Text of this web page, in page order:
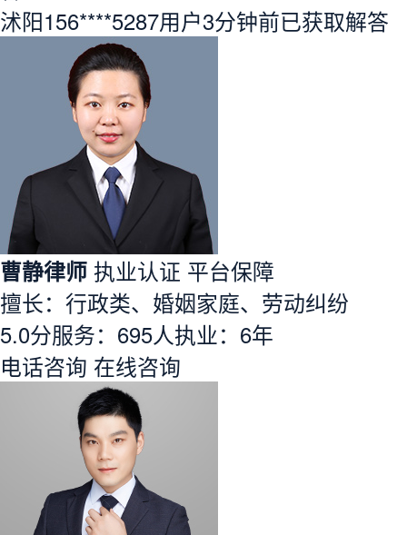
沭阳156****5287用户3分钟前已获取解答
曹静律师 执业认证 平台保障
擅长：行政类、婚姻家庭、劳动纠纷
5.0分服务： 695人执业： 6年
电话咨询 在线咨询